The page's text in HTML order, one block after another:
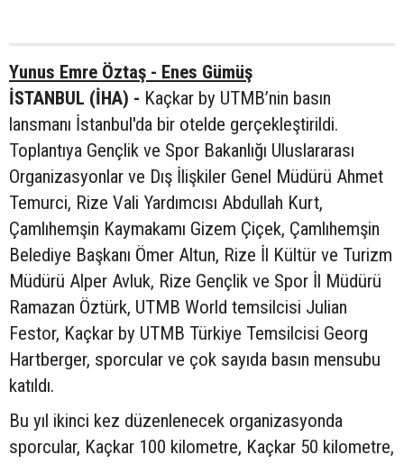
Yunus Emre Öztaş - Enes Gümüş
İSTANBUL (İHA) - Kaçkar by UTMB’nin basın
lansmanı İstanbul'da bir otelde gerçekleştirildi.
Toplantıya Gençlik ve Spor Bakanlığı Uluslararası
Organizasyonlar ve Dış İlişkiler Genel Müdürü Ahmet
Temurci, Rize Vali Yardımcısı Abdullah Kurt,
Çamlıhemşin Kaymakamı Gizem Çiçek, Çamlıhemşin
Belediye Başkanı Ömer Altun, Rize İl Kültür ve Turizm
Müdürü Alper Avluk, Rize Gençlik ve Spor İl Müdürü
Ramazan Öztürk, UTMB World temsilcisi Julian
Festor, Kaçkar by UTMB Türkiye Temsilcisi Georg
Hartberger, sporcular ve çok sayıda basın mensubu
katıldı.
Bu yıl ikinci kez düzenlenecek organizasyonda
sporcular, Kaçkar 100 kilometre, Kaçkar 50 kilometre,